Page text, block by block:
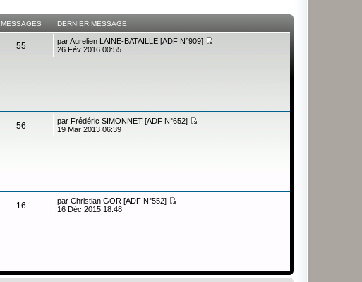
MESSAGES DERNIER MESSAGE
55 parAurelien LAINE-BATAILLE [ADF N°909]
26 Fév 2016 00:55
56 par Frédéric SIMONNET [ADF N°652]
19 Mar 2013 06:39
16 parChristian GOR [ADF N°552]
16 Déc 2015 18:48